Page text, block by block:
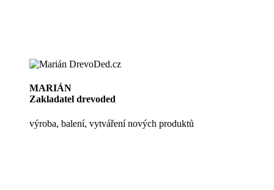
MARIÁN
Zakladatel drevoded
výroba, balení, vytváření nových produktů